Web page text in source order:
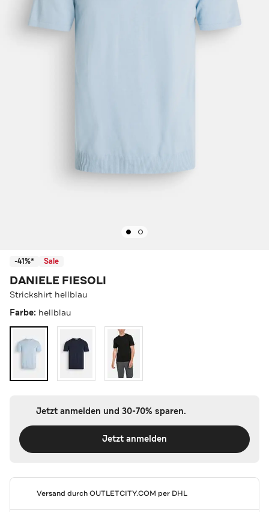
-41%* Sale
DANIELE FIESOLI
Strickshirt hellblau
Farbe: hellblau
Jetzt anmelden und 30-70% sparen.
Jetzt anmelden
Versand durchOUTLETCITY.COM per DHL